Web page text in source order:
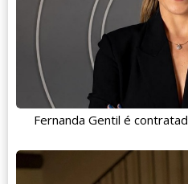
Fernanda Gentil é